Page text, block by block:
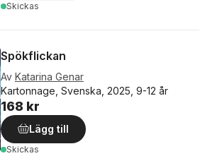
Skickas
Spökflickan
Av Katarina Genar
Kartonnage, Svenska, 2025, 9-12 år
168 kr
Lägg till
Skickas